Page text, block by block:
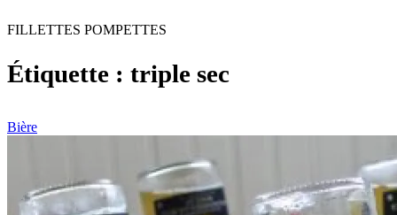
FILLETTES POMPETTES
Étiquette : triple sec
Bière